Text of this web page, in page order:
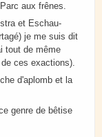
aux frênes.
et Eschau-
je me suis dit
tout de même
ces exactions).
d'aplomb et la
genre de bêtise